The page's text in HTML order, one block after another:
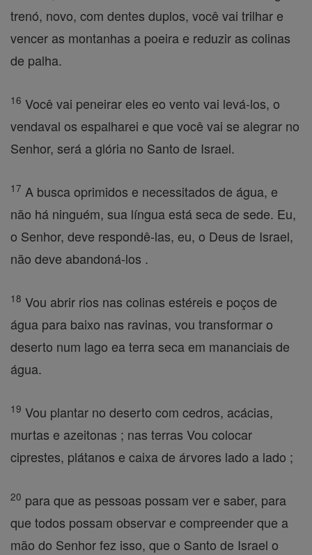
trenó, novo, com dentes duplos, você vai trilhar e
vencer as montanhas a poeira e reduzir as colinas
de palha.
16 Você vai peneirar eles eo vento vai levá-los, o
vendaval os espalharei e que você vai se alegrar no
Senhor, será a glória no Santo de Israel.
17 A busca oprimidos e necessitados de água, e
não há ninguém, sua língua está seca de sede. Eu,
o Senhor, deve respondê-las, eu, o Deus de Israel,
não deve abandoná-los .
18 Vou abrir rios nas colinas estéreis e poços de
água para baixo nas ravinas, vou transformar o
deserto num lago ea terra seca em mananciais de
água.
19 Vou plantar no deserto com cedros, acácias,
murtas e azeitonas ; nas terras Vou colocar
ciprestes, plátanos e caixa de árvores lado a lado ;
20 para que as pessoas possam ver e saber, para
que todos possam observar e compreender que a
mão do Senhor fez isso, que o Santo de Israel o